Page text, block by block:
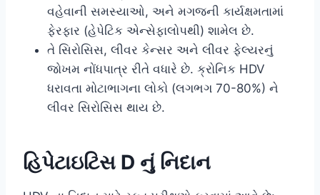
વહેવાની સમસ્યાઓ, અને મગજની કાર્યક્ષમતામાં
ફેરફાર (હેપેટિક એન્સેફાલોપથી) શામેલ છે.
તે સિરોસિસ, લીવર કેન્સર અને લીવર ફેલ્યરનું
જોખમ નોંધપાત્ર રીતે વધારે છે. ક્રોનિક HDV
ધરાવતા મોટાભાગના લોકો (લગભગ 70-80%) ને
લીવર સિરોસિસ થાય છે.
હિપેટાઇટિસ D નું નિદાન